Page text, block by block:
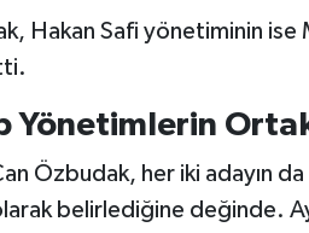
Hakan Safi yönetiminin
Yönetimlerin
Özbudak, her iki adayın
belirlediğine değinde.